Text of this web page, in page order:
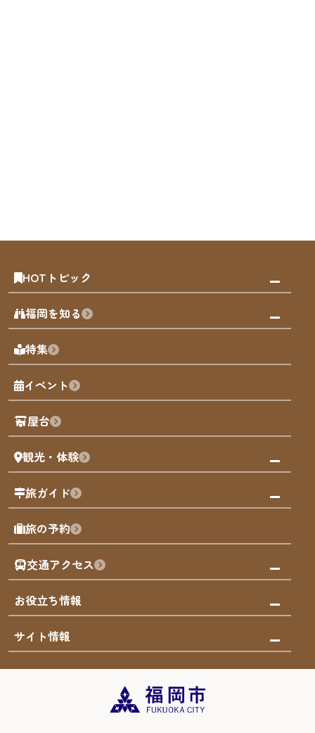
HOTトピック
みんなの旅行記
天神エリア
博多旧市街
福岡城
歴史・文化
福岡を知る
福岡の見どころ
福岡の魅力
観光カレンダー
観光PR動画
まち歩き
福岡グルメ
福岡を楽しむ
福岡のアート
福岡のナイトタイム
福岡の歴史・文化
サステナブルツーリズム
福岡検定
よかなび音声ガイド
特集
イベント
屋台
観光・体験
観る・遊ぶ
屋台
買う
体験
泊まる
旅ガイド
モデルコース
AIおまかせコース
オリジナルプラン
みんなの旅行記
旅の予約
交通アクセス
市内交通ガイド
お得なチケット
お役立ち情報
お知らせ
災害情報
サイト情報
まち歩き・体験プログラム掲載申込